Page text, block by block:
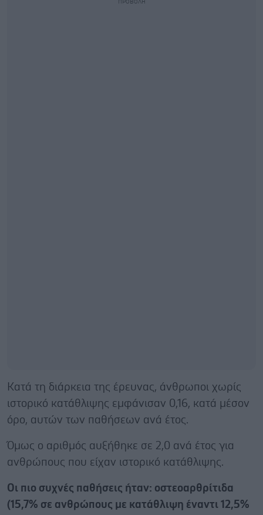
Κατά τη διάρκεια της έρευνας, άνθρωποι χωρίς
ιστορικό κατάθλιψης εμφάνισαν 0,16, κατά μέσον
όρο, αυτών των παθήσεων ανά έτος.
Όμως ο αριθμός αυξήθηκε σε 2,0 ανά έτος για
ανθρώπους που είχαν ιστορικό κατάθλιψης.
Οι πιο συχνές παθήσεις ήταν: οστεοαρθρίτιδα
(15,7% σε ανθρώπους με κατάθλιψη έναντι 12,5%